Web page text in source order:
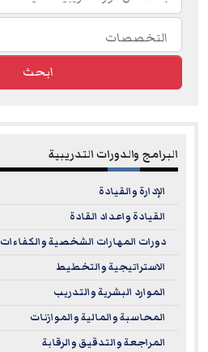
ابحث
البرامج والدورات التدريبية
الإدارة والقيادة
القيادة واعداد القادة
دورات المهارات الشخصية
الاستراتيجية والتخطيط
الموارد البشرية والتدريب
المحاسبة والمالية والموازنات
المراجعة والتدقيق والرقابة